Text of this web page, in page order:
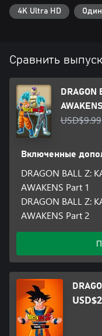
4K Ultra HD
Сравнить
DRAGON
USD$9.99
Включенные
DRAGON BALL Z:
AWAKENS Part 1
DRAGON BALL Z:
AWAKENS Part 2